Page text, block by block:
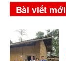
Bài viết mới